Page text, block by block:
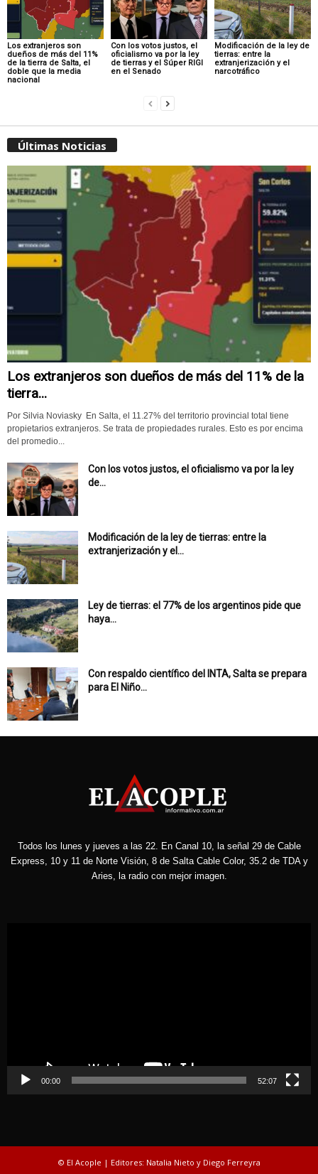
Los extranjeros son
dueños de más del 11%
de la tierra de Salta, el
doble que la media
nacional
Con los votos justos, el
oficialismo va por la ley
de tierras y el Súper RIGI
en el Senado
Modificación de la ley de
tierras: entre la
extranjerización y el
narcotráfico
Últimas Noticias
Los extranjeros son dueños de más del 11% de la
tierra...
Por Silvia Noviasky En Salta, el 11.27% del territorio provincial total tiene
propietarios extranjeros. Se trata de propiedades rurales. Esto es por encima
del promedio...
Con los votos justos, el oficialismo va por la ley
de...
Modificación de la ley de tierras: entre la
extranjerización y el...
Ley de tierras: el 77% de los argentinos pide que
haya...
Con respaldo científico del INTA, Salta se prepara
para El Niño...
Todos los lunes y jueves a las 22. En Canal 10, la señal 29 de Cable
Express, 10 y 11 de Norte Visión, 8 de Salta Cable Color, 35.2 de TDA y
Aries, la radio con mejor imagen.
00:00 52:07
© El Acople | Editores: Natalia Nieto y Diego Ferreyra